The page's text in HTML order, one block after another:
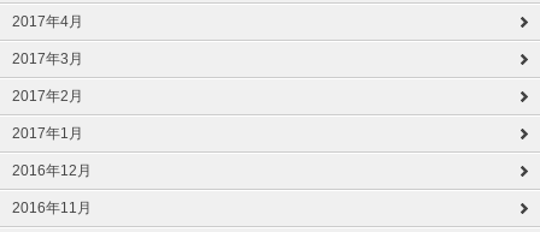
2017年4月
2017年3月
2017年2月
2017年1月
2016年12月
2016年11月